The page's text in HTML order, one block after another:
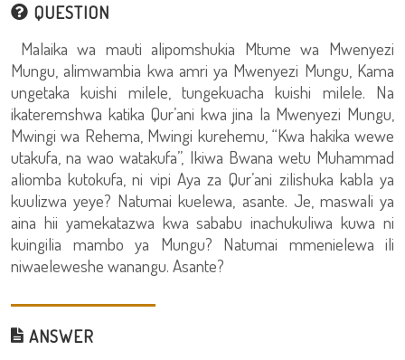
QUESTION
Malaika wa mauti alipomshukia Mtume wa Mwenyezi
Mungu, alimwambia kwa amri ya Mwenyezi Mungu, Kama
ungetaka kuishi milele, tungekuacha kuishi milele. Na
ikateremshwa katika Qur’ani kwa jina la Mwenyezi Mungu,
Mwingi wa Rehema, Mwingi kurehemu, “Kwa hakika wewe
utakufa, na wao watakufa”, Ikiwa Bwana wetu Muhammad
aliomba kutokufa, ni vipi Aya za Qur’ani zilishuka kabla ya
kuulizwa yeye? Natumai kuelewa, asante. Je, maswali ya
aina hii yamekatazwa kwa sababu inachukuliwa kuwa ni
kuingilia mambo ya Mungu? Natumai mmenielewa ili
niwaeleweshe wanangu. Asante?
ANSWER